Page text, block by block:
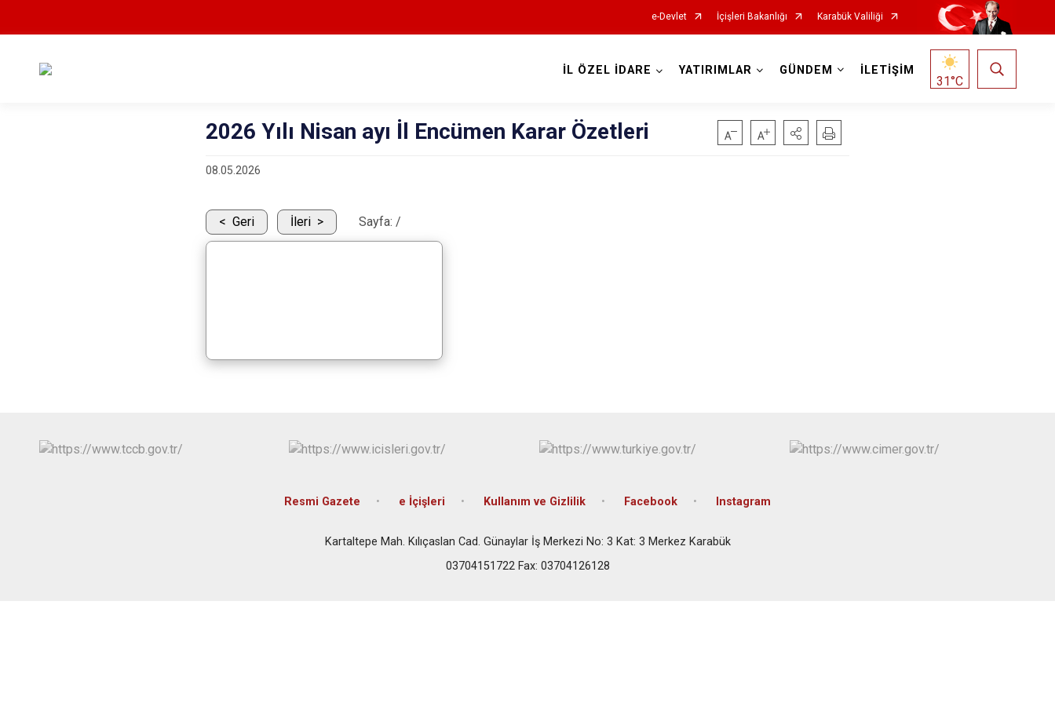
e-Devlet İçişleri Bakanlığı Karabük Valiliği
İL ÖZEL İDARE YATIRIMLAR GÜNDEM İLETİŞİM
31°C
2026 Yılı Nisan ayı İl Encümen Karar Özetleri
08.05.2026
Geri İleri Sayfa: /
Resmi Gazete e İçişleri Kullanım ve Gizlilik Facebook Instagram
Kartaltepe Mah. Kılıçaslan Cad. Günaylar İş Merkezi No: 3 Kat: 3 Merkez Karabük
03704151722 Fax: 03704126128